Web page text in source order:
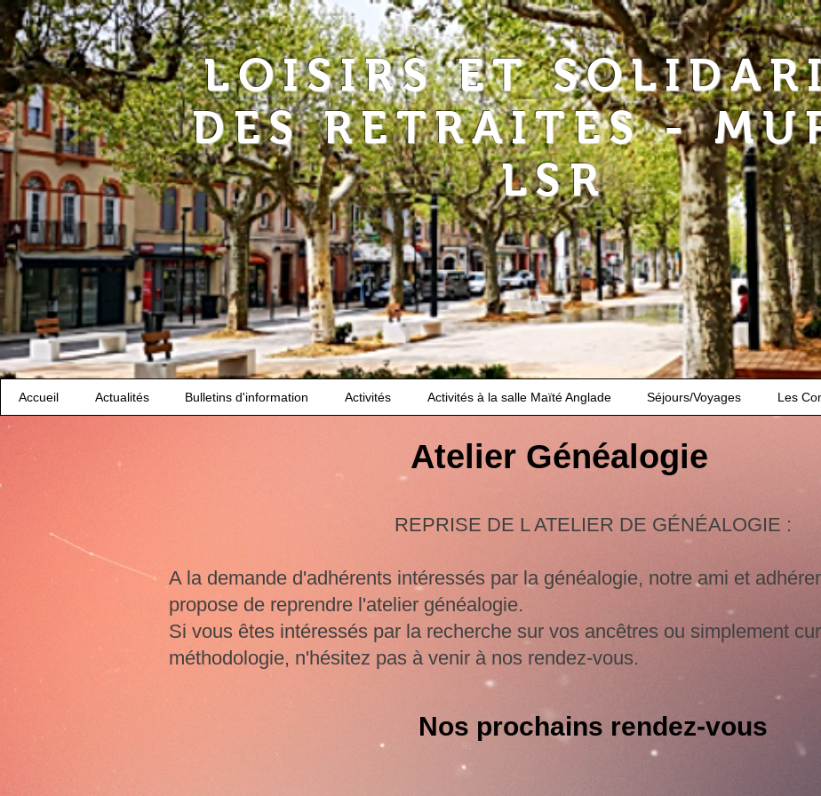
LOISIRS ET
DES RETRAITES -
LSR
Accueil Actualités Bulletins d'information Activités Activités à la salle Maïté Anglade Séjours/Voyages Les
Atelier Généalogie
REPRISE DE L ATELIER DE GÉNÉALOGIE :
A la demande d'adhérents intéressés par la généalogie, notre ami et
propose de reprendre l'atelier généalogie.
​Si vous êtes intéressés par la recherche sur vos ancêtres ou simplement
méthodologie, n'hésitez pas à venir à nos rendez-vous.
Nos prochains rendez-vous